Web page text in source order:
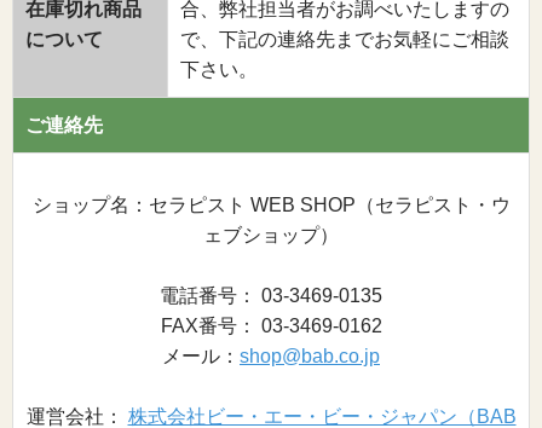
在庫切れ商品
について
合、弊社担当者がお調べいたしますの
で、下記の連絡先までお気軽にご相談
下さい。
ご連絡先
ショップ名：セラピスト WEB SHOP（セラピスト・ウ
ェブショップ）
電話番号： 03-3469-0135
FAX番号： 03-3469-0162
メール： shop@bab.co.jp
運営会社： 株式会社ビー・エー・ビー・ジャパン（BAB